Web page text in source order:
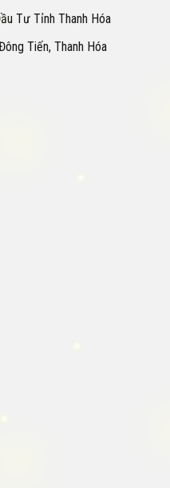
Tư Tỉnh Thanh Hóa
Tiến, Thanh Hóa